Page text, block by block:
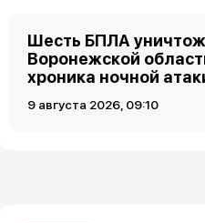
Шесть БПЛА
Воронежской
хроника ночной
9 августа 2026, 09:10